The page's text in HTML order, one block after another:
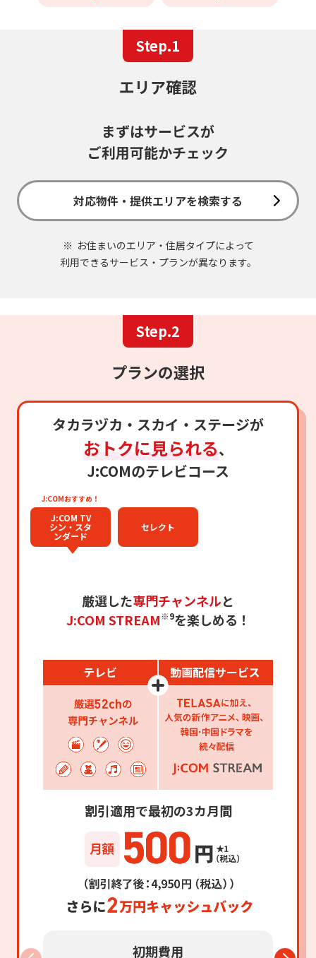
Step.1
エリア確認
まずはサービスが
ご利用可能かチェック
対応物件・提供エリアを検索する
お住まいのエリア・住居タイプによって
利用できるサービス・プランが異なります。
Step.2
プランの選択
タカラヅカ・スカイ・ステージが
おトクに見られる、
J:COMのテレビコース
J:COMおすすめ！
J:COM TV
シン・スタ
ンダード
セレクト
厳選した専門チャンネルと
J:COM STREAM※9を楽しめる！
割引適用で最初の3カ月間
初期費用